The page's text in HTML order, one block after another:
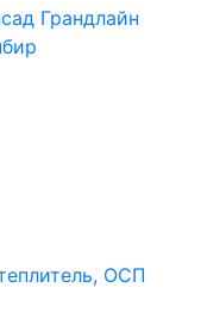
Грандлайн
ОСП